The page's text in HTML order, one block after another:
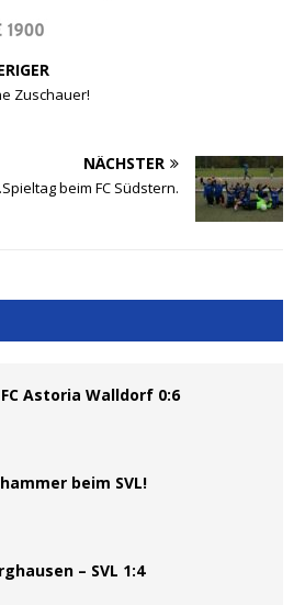
Zuschauer!
NÄCHSTER
beim FC Südstern.
FC Astoria Walldorf 0:6
beim SVL!
– SVL 1:4